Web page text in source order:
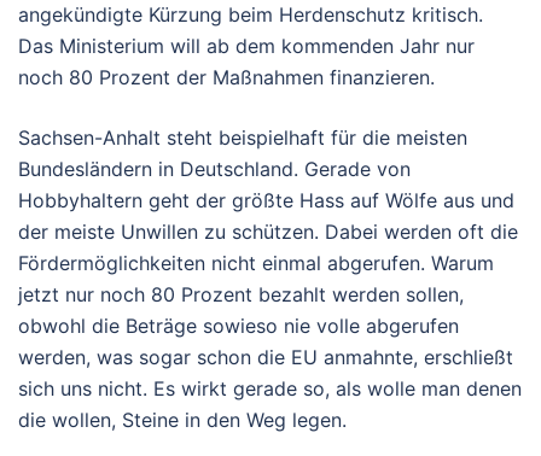
angekündigte Kürzung beim Herdenschutz kritisch.
Das Ministerium will ab dem kommenden Jahr nur
noch 80 Prozent der Maßnahmen finanzieren.
Sachsen-Anhalt steht beispielhaft für die meisten
Bundesländern in Deutschland. Gerade von
Hobbyhaltern geht der größte Hass auf Wölfe aus und
der meiste Unwillen zu schützen. Dabei werden oft die
Fördermöglichkeiten nicht einmal abgerufen. Warum
jetzt nur noch 80 Prozent bezahlt werden sollen,
obwohl die Beträge sowieso nie volle abgerufen
werden, was sogar schon die EU anmahnte, erschließt
sich uns nicht. Es wirkt gerade so, als wolle man denen
die wollen, Steine in den Weg legen.